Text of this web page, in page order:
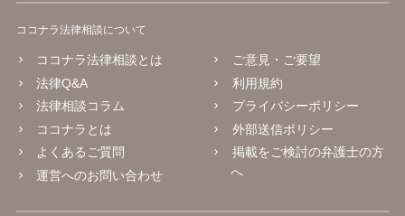
ココナラ法律相談について
ココナラ法律相談とは
法律Q&A
法律相談コラム
ココナラとは
よくあるご質問
運営へのお問い合わせ
ご意見・ご要望
利用規約
プライバシーポリシー
外部送信ポリシー
掲載をご検討の弁護士の方
へ